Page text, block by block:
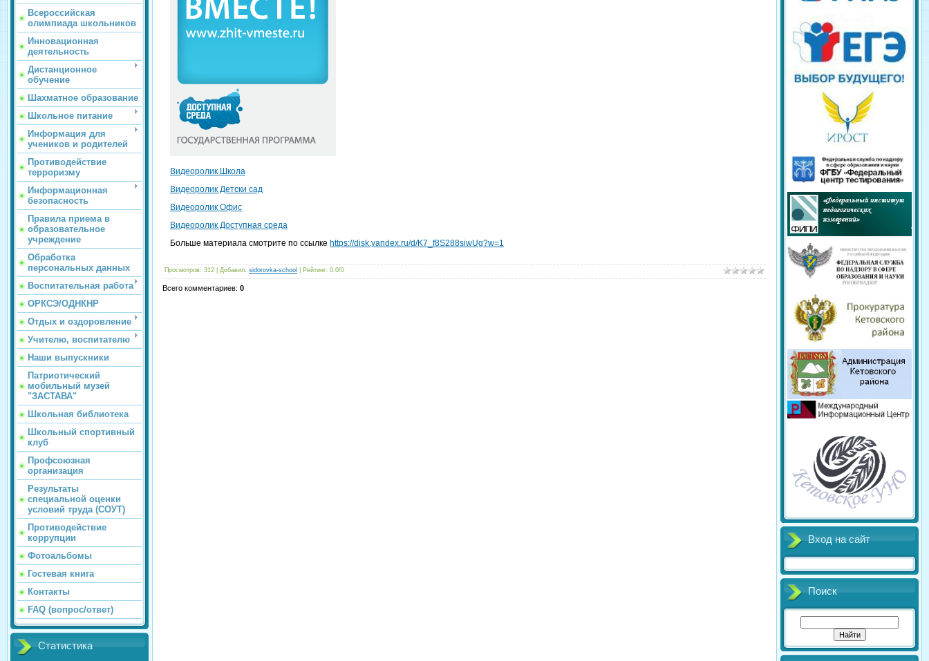
Всероссийская
олимпиада школьников
Инновационная
деятельность
Дистанционное
обучение
Шахматное образование
Школьное питание
Информация для
учеников и родителей
Противодействие
терроризму
Информационная
безопасность
Правила приема в
образовательное
учреждение
Обработка
персональных данных
Воспитательная работа
ОРКСЭ/ОДНКНР
Отдых и оздоровление
Учителю, воспитателю
Наши выпускники
Патриотический
мобильный музей
"ЗАСТАВА"
Школьная библиотека
Школьный спортивный
клуб
Профсоюзная
организация
Результаты
специальной оценки
условий труда (СОУТ)
Противодействие
коррупции
Фотоальбомы
Гостевая книга
Контакты
FAQ (вопрос/ответ)
Статистика
Видеоролик Школа
Видеоролик Детски сад
Видеоролик Офис
Видеоролик Доступная среда
Больше материала смотрите по ссылке https://disk.yandex.ru/d/K7_f8S288siwUg?w=1
Просмотров: 312 Добавил: sidorovka-school Рейтинг: 0.0/0
Всего комментариев: 0
Вход на сайт
Поиск